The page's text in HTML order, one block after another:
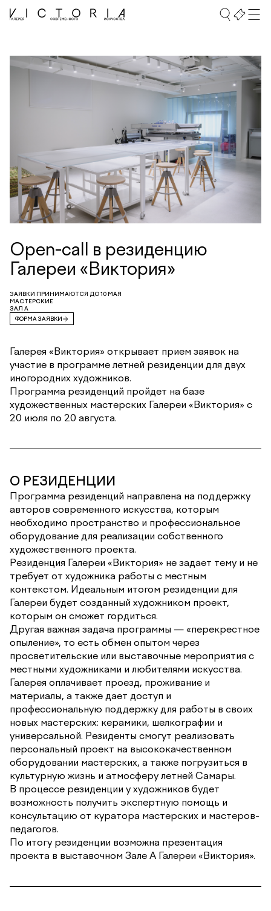
Open-call в резиденцию
Галереи «Виктория»
ЗАЯВКИ ПРИНИМАЮТСЯ ДО 10 МАЯ
МАСТЕРСКИЕ
ЗАЛ А
ФОРМА ЗАЯВКИ
Галерея «Виктория» открывает прием заявок на
участие в программе летней резиденции для двух
иногородних художников.
Программа резиденций пройдет на базе
художественных мастерских Галереи «Виктория» с
20 июля по 20 августа.
О РЕЗИДЕНЦИИ
Программа резиденций направлена на поддержку
авторов современного искусства, которым
необходимо пространство и профессиональное
оборудование для реализации собственного
художественного проекта.
Резиденция Галереи «Виктория» не задает тему и не
требует от художника работы с местным
контекстом. Идеальным итогом резиденции для
Галереи будет созданный художником проект,
которым он сможет гордиться.
Другая важная задача программы — «перекрестное
опыление», то есть обмен опытом через
просветительские или выставочные мероприятия с
местными художниками и любителями искусства.
Галерея оплачивает проезд, проживание и
материалы, а также дает доступ и
профессиональную поддержку для работы в своих
новых мастерских: керамики, шелкографии и
универсальной. Резиденты смогут реализовать
персональный проект на высококачественном
оборудовании мастерских, а также погрузиться в
культурную жизнь и атмосферу летней Самары.
В процессе резиденции у художников будет
возможность получить экспертную помощь и
консультацию от куратора мастерских и мастеров-
педагогов.
По итогу резиденции возможна презентация
проекта в выставочном Зале А Галереи «Виктория».